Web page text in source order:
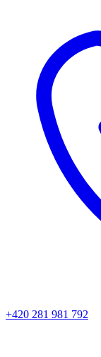
+420 281 981 792